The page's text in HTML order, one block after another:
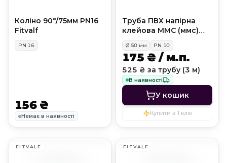
Коліно 90°/75мм PN16
Fitvalf
PN 16
156 ₴
Немає в наявності
Труба ПВХ напірна
клейова MMC (ммс)
PN10, D50 мм
Ø 50 мм PN 10
175 ₴ / м.п.
525 ₴ за трубу (3 м)
В наявності
У кошик
Купити в 1 клік
FITVALF FITVALF